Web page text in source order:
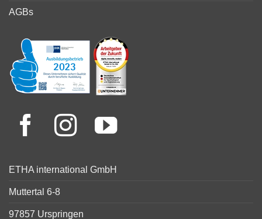
AGBs
ETHA international GmbH
Muttertal 6-8
97857 Urspringen